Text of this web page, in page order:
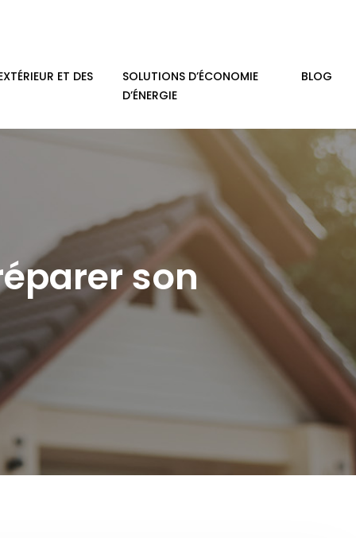
ET DES
SOLUTIONS D’ÉCONOMIE
D’ÉNERGIE
BLOG
son